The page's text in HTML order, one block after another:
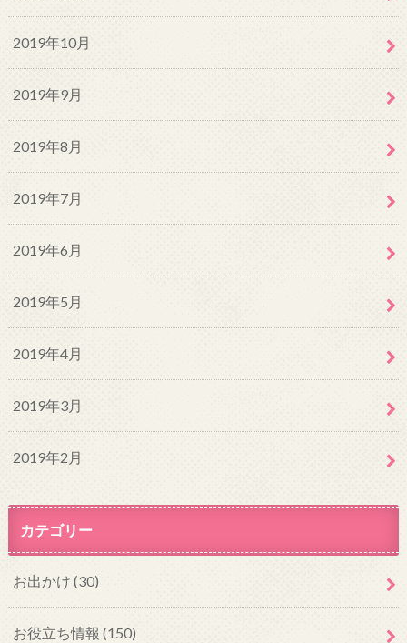
2019年10月
2019年9月
2019年8月
2019年7月
2019年6月
2019年5月
2019年4月
2019年3月
2019年2月
カテゴリー
お出かけ (30)
お役立ち情報 (150)